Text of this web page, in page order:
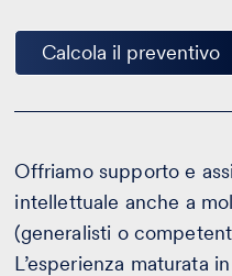
Calcola il preventivo
Offriamo supporto e
intellettuale anche a
(generalisti o
L’esperienza maturata